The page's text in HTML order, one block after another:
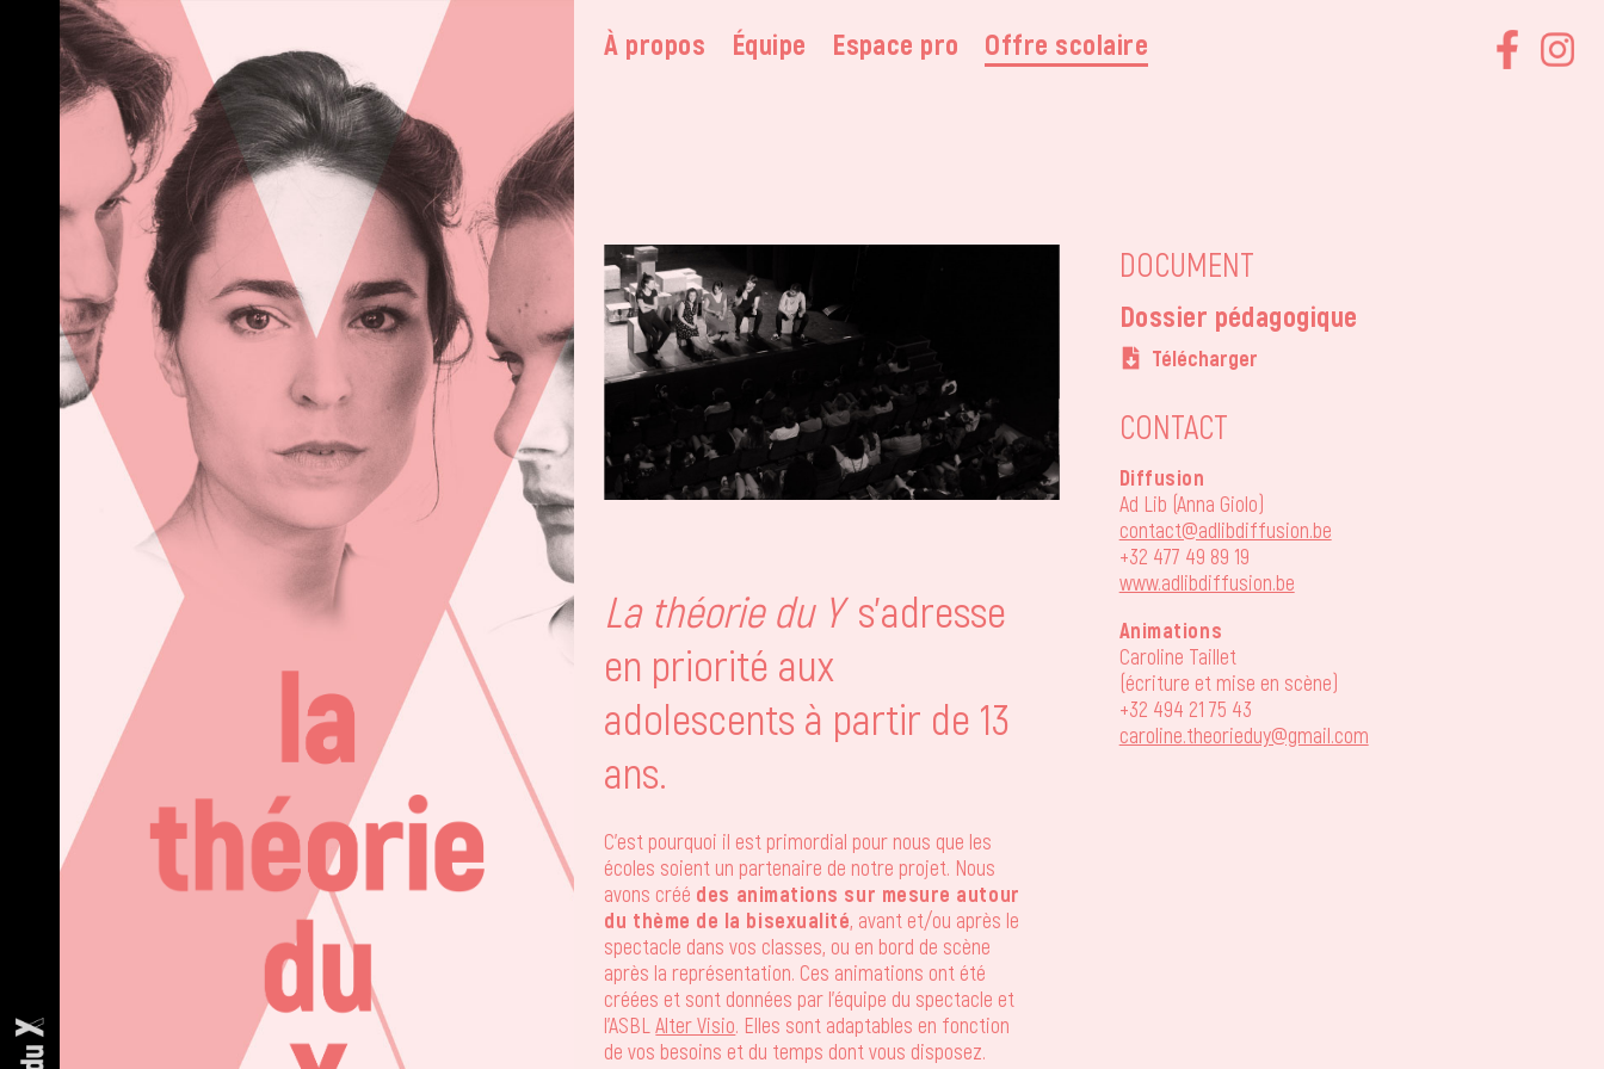
À propos Équipe Espace pro Offre scolaire
La théorie du Ys’adresse
en priorité aux
adolescents à partir de 13
ans.
C’est pourquoi il est primordial pour nous que les
écoles soient un partenaire de notre projet. Nous
avons créé des animations sur mesure autour
du thème de la bisexualité, avant et/ou après le
spectacle dans vos classes, ou en bord de scène
après la représentation. Ces animations ont été
créées et sont données par l’équipe du spectacle et
l’ASBLAlter Visio. Elles sont adaptables en fonction
de vos besoins et du temps dont vous disposez.
DOCUMENT
Dossier pédagogique
Télécharger
CONTACT
Diffusion
Ad Lib (Anna Giolo)
contact@adlibdiffusion.be
+32 477 49 89 19
www.adlibdiffusion.be
Animations
Caroline Taillet
(écriture et mise en scène)
+32 494 21 75 43
caroline.theorieduy@gmail.com